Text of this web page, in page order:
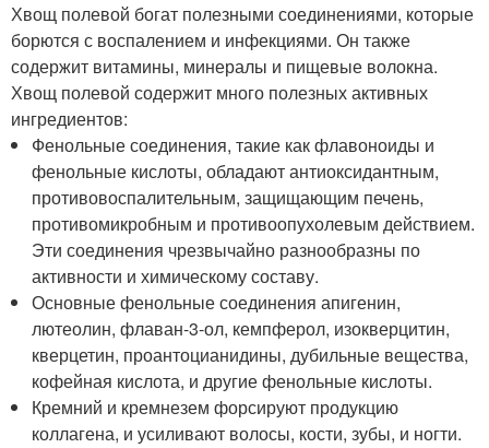
Хвощ полевой богат полезными соединениями, которые
борются с воспалением и инфекциями. Он также
содержит витамины, минералы и пищевые волокна.
Хвощ полевой содержит много полезных активных
ингредиентов:
Фенольные соединения, такие как флавоноиды и
фенольные кислоты, обладают антиоксидантным,
противовоспалительным, защищающим печень,
противомикробным и противоопухолевым действием.
Эти соединения чрезвычайно разнообразны по
активности и химическому составу.
Основные фенольные соединения апигенин,
лютеолин, флаван-3-ол, кемпферол, изокверцитин,
кверцетин, проантоцианидины, дубильные вещества,
кофейная кислота, и другие фенольные кислоты.
Кремний и кремнезем форсируют продукцию
коллагена, и усиливают волосы, кости, зубы, и ногти.